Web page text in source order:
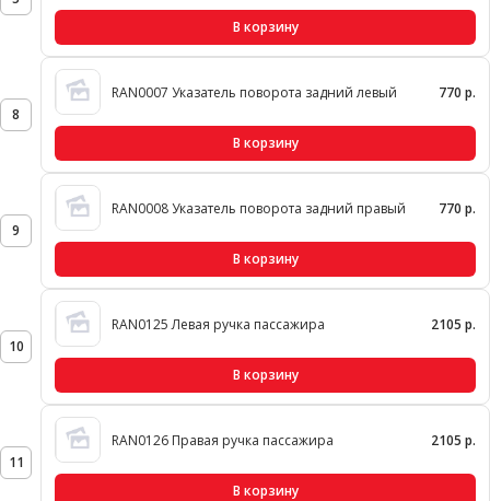
В корзину
8
RAN0007 Указатель поворота задний левый 770 р.
В корзину
9
RAN0008 Указатель поворота задний правый 770 р.
В корзину
10
RAN0125 Левая ручка пассажира 2105 р.
В корзину
11
RAN0126 Правая ручка пассажира 2105 р.
В корзину